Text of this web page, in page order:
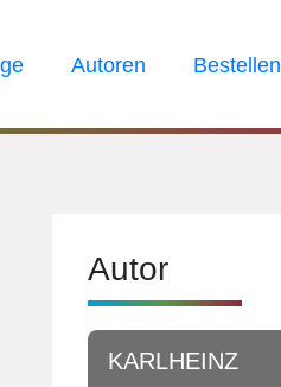
Autoren Bestellen
Autor
KARLHEINZ